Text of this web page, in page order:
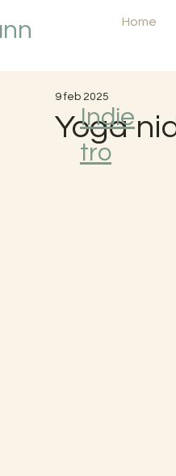
Home
Yoga
9 feb 2025
Indie
tro